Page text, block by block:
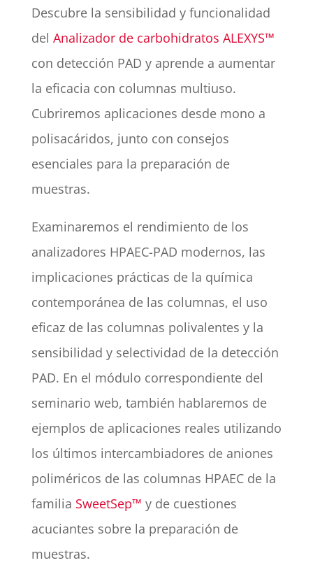
Descubre la sensibilidad y funcionalidad
del Analizador de carbohidratos ALEXYS™
con detección PAD y aprende a aumentar
la eficacia con columnas multiuso.
Cubriremos aplicaciones desde mono a
polisacáridos, junto con consejos
esenciales para la preparación de
muestras.
Examinaremos el rendimiento de los
analizadores HPAEC-PAD modernos, las
implicaciones prácticas de la química
contemporánea de las columnas, el uso
eficaz de las columnas polivalentes y la
sensibilidad y selectividad de la detección
PAD. En el módulo correspondiente del
seminario web, también hablaremos de
ejemplos de aplicaciones reales utilizando
los últimos intercambiadores de aniones
poliméricos de las columnas HPAEC de la
familia SweetSep™ y de cuestiones
acuciantes sobre la preparación de
muestras.